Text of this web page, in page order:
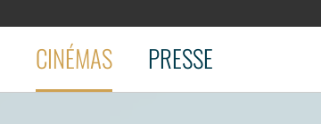
CINÉMAS PRESSE